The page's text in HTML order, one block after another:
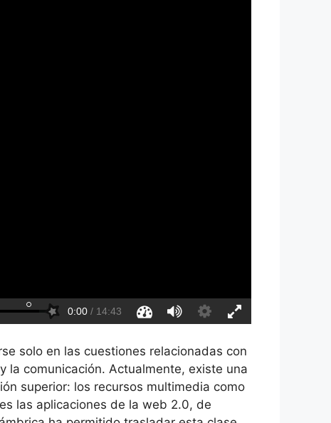
solo en las cuestiones relacionadas con
la comunicación. Actualmente, existe una
superior: los recursos multimedia como
las aplicaciones de la web 2.0, de